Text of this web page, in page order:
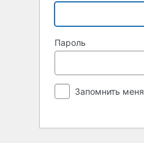
Пароль
Запомнить меня